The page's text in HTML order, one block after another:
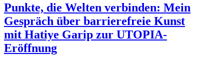
Punkte, die Welten verbinden: Mein
Gespräch über barrierefreie Kunst
mit Hatiye Garip zur UTOPIA-
Eröffnung